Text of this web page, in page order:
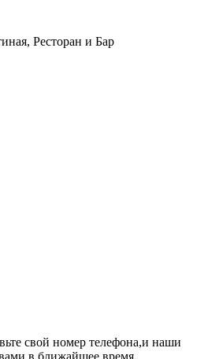
Ресторан и Бар
свой номер телефона,и наши
в ближайшее время.